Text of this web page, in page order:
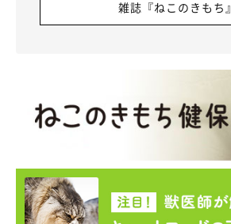
雑誌『ねこのきもち』